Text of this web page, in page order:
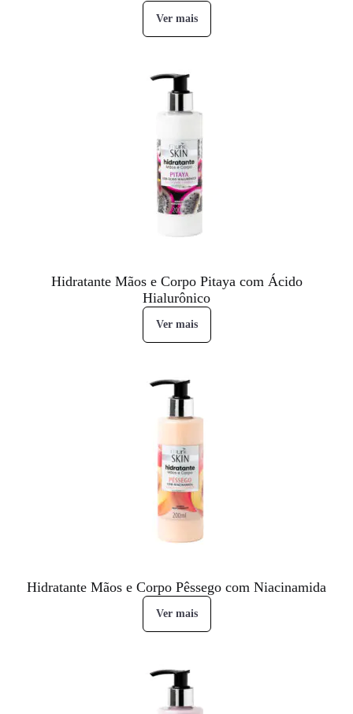
Ver mais
Hidratante Mãos e Corpo Pitaya com Ácido
Hialurônico
Ver mais
Hidratante Mãos e Corpo Pêssego com Niacinamida
Ver mais